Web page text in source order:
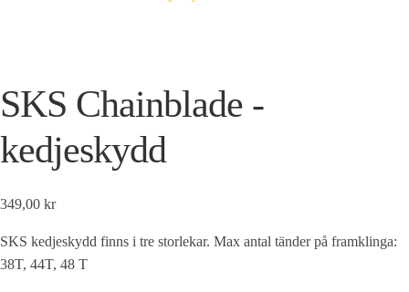
SKS Chainblade -
kedjeskydd
349,00 kr
SKS kedjeskydd finns i tre storlekar. Max antal tänder på framklinga:
38T, 44T, 48 T